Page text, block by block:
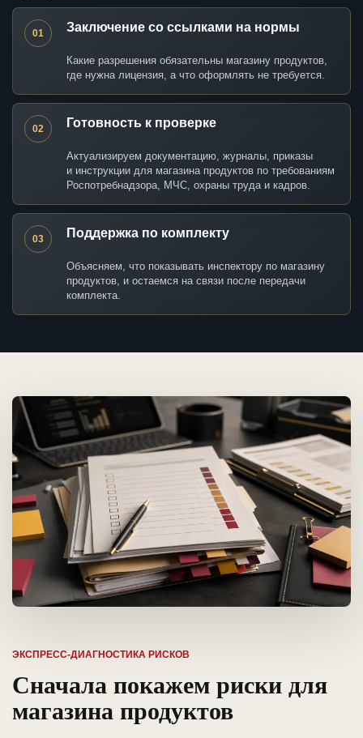
01 Заключение со ссылками на нормы
Какие разрешения обязательны магазину продуктов,
где нужна лицензия, а что оформлять не требуется.
02 Готовность к проверке
Актуализируем документацию, журналы, приказы
и инструкции для магазина продуктов по требованиям
Роспотребнадзора, МЧС, охраны труда и кадров.
03 Поддержка по комплекту
Объясняем, что показывать инспектору по магазину
продуктов, и остаемся на связи после передачи
комплекта.
ЭКСПРЕСС-ДИАГНОСТИКА РИСКОВ
Сначала покажем риски для
магазина продуктов